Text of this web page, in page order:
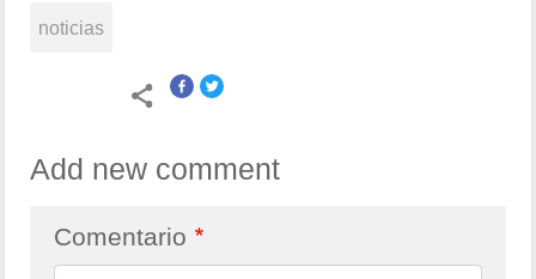
noticias
Add new comment
Comentario